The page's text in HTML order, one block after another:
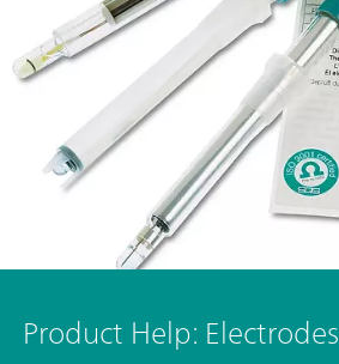
Product Help: Electrodes